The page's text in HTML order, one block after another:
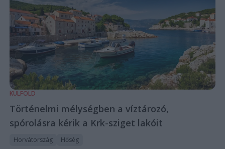
KÜLFÖLD
Történelmi mélységben a víztározó,
spórolásra kérik a Krk-sziget lakóit
Horvátország Hőség